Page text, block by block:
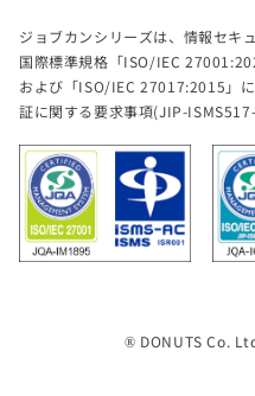
ジョブカンシリーズは、情報セキ
国際標準規格「ISO/IEC
および「ISO/IEC 27017:2015」
証に関する要求事項(JIP-
® DONUTS Co.